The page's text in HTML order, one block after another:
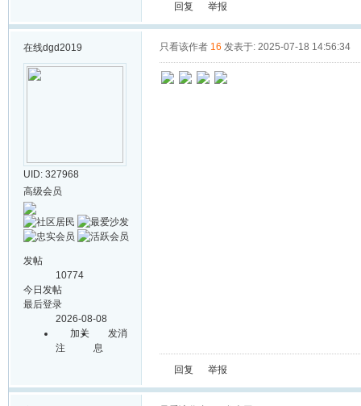
回复 举报
在线dgd2019
UID: 327968
高级会员
发帖
10774
今日发帖
最后登录
2026-08-08
加关
注
发消
息
只看该作者 16 发表于: 2025-07-18 14:56:34
回复 举报